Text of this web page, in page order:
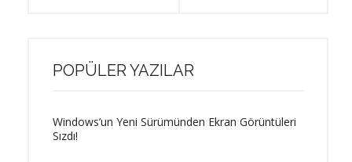
POPÜLER YAZILAR
Windows’un Yeni Sürümünden Ekran Görüntüleri
Sızdı!